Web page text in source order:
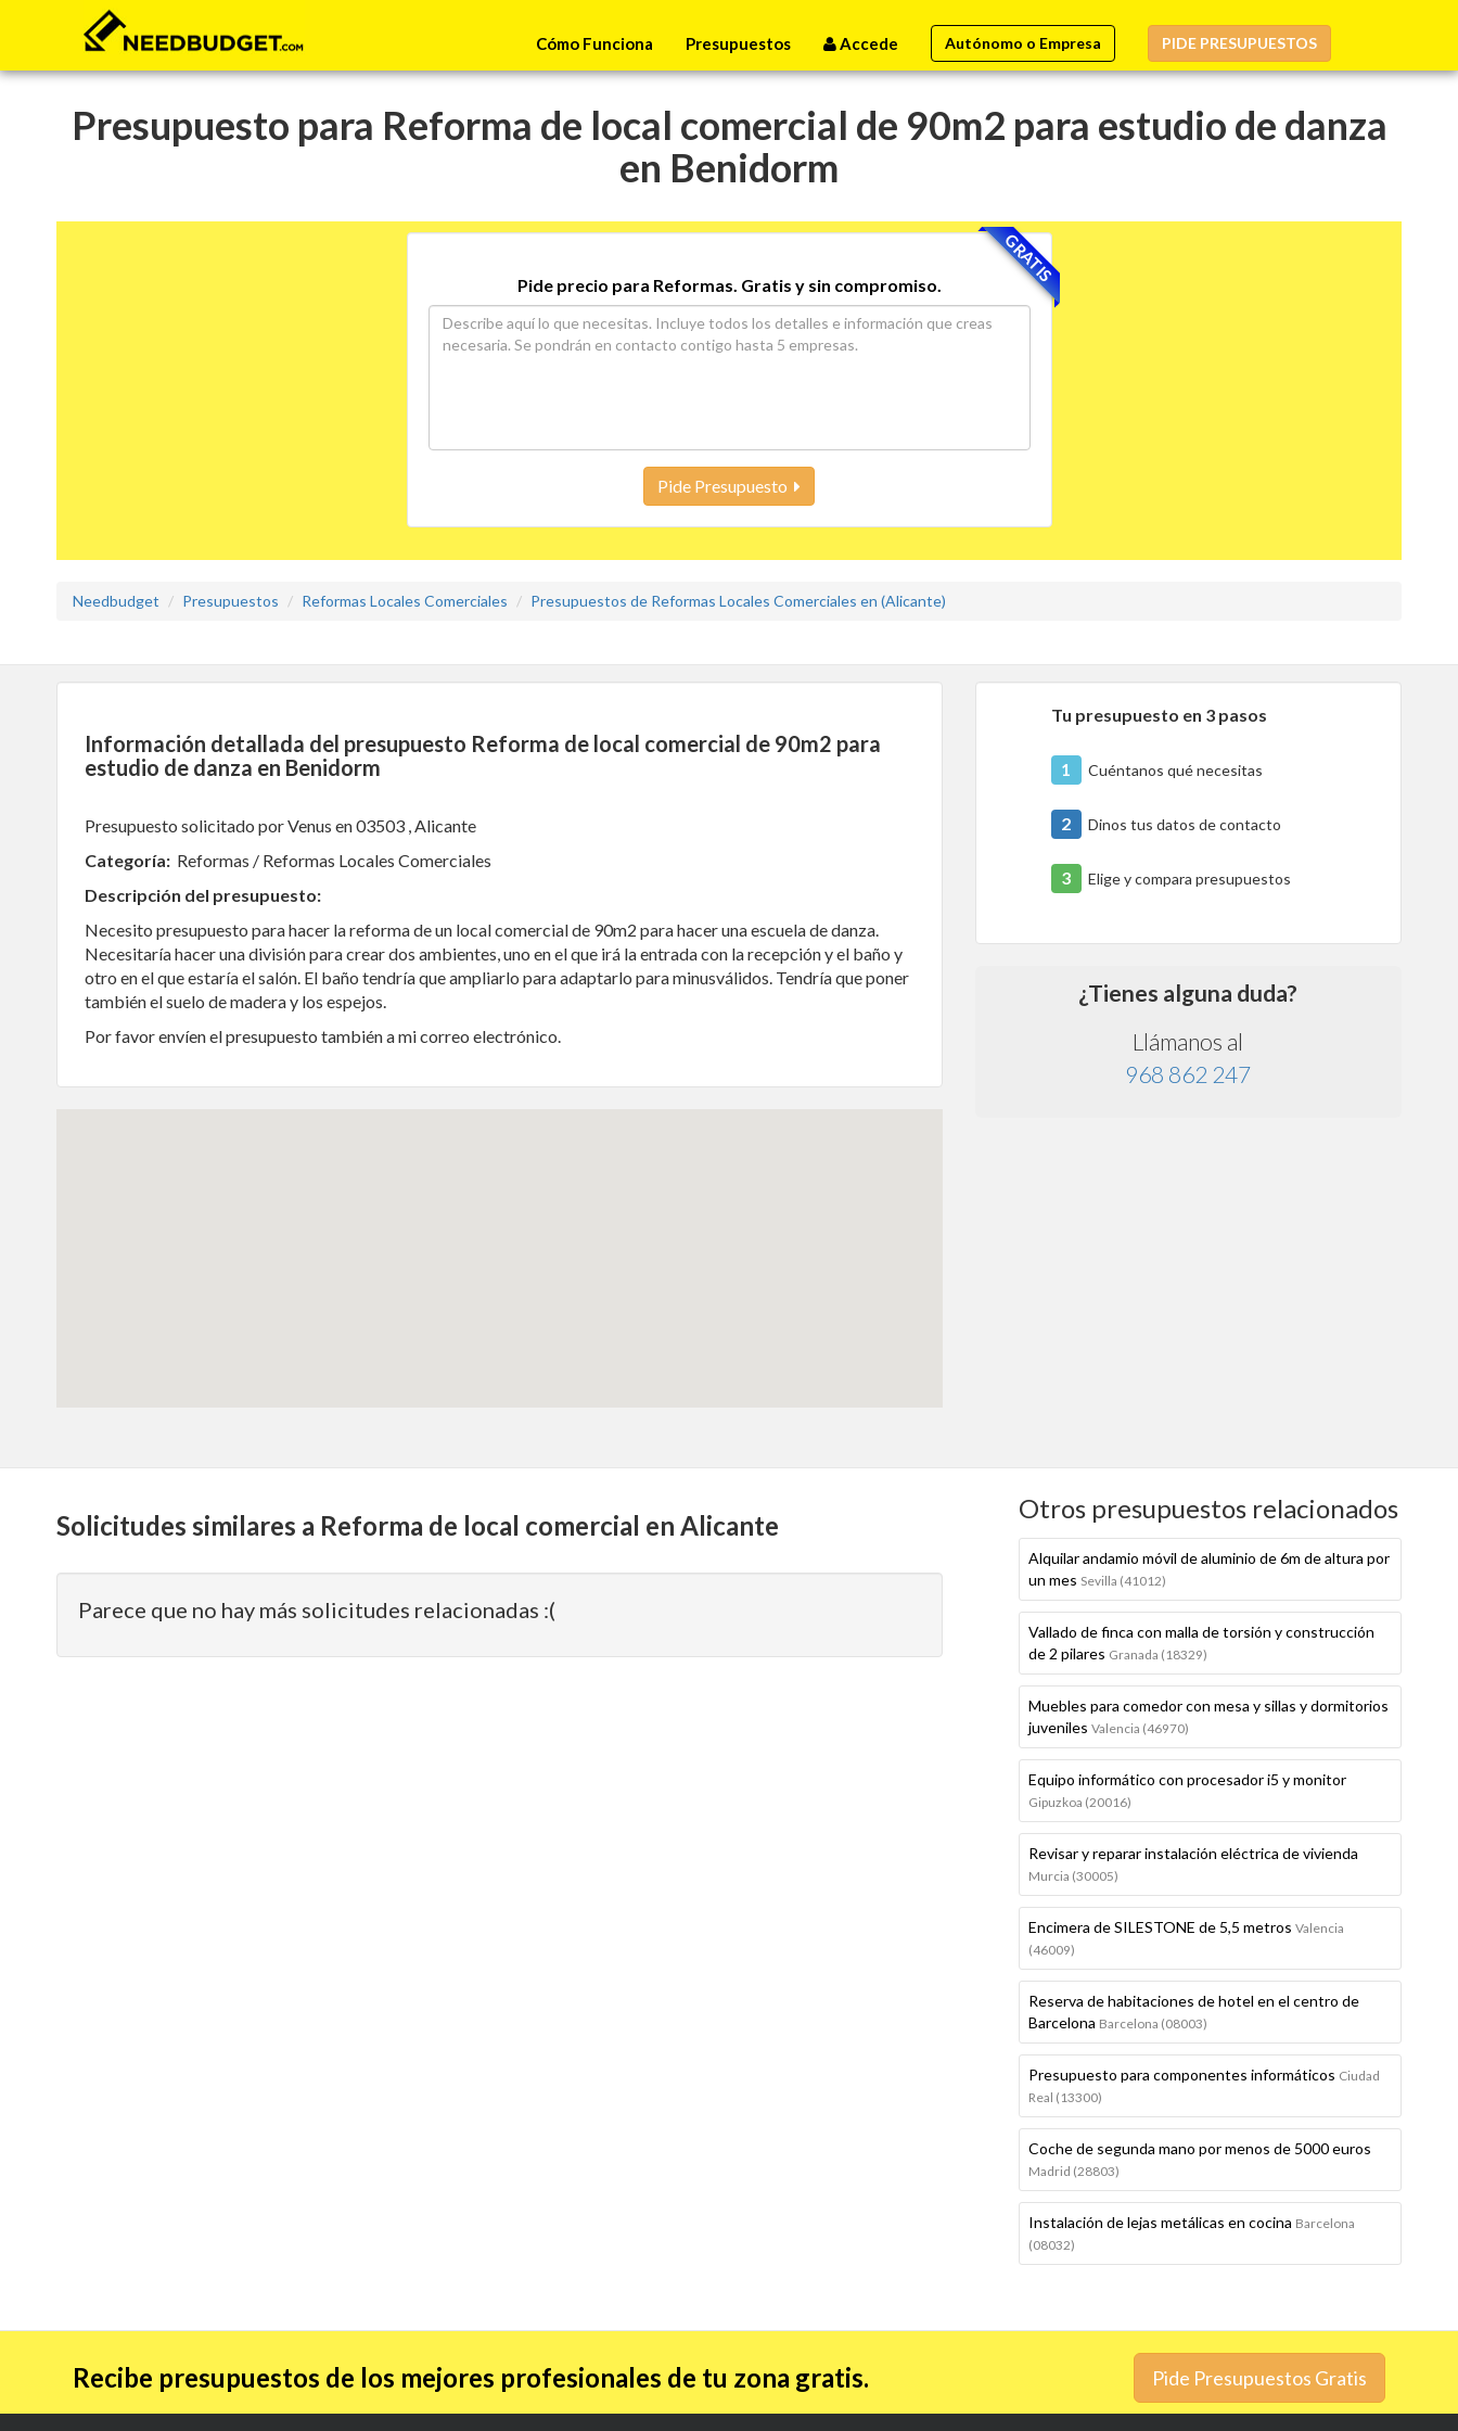
Cómo Funciona Presupuestos Accede Autónomo o Empresa PIDE PRESUPUESTOS
Presupuesto para Reforma de local comercial de 90m2 para estudio de danza
en Benidorm
GRATIS
Pide precio para Reformas. Gratis y sin compromiso.
Pide Presupuesto
Needbudget Presupuestos Reformas Locales Comerciales Presupuestos de Reformas Locales Comerciales en (Alicante)
Información detallada del presupuesto Reforma de local comercial de 90m2 para
estudio de danza en Benidorm
Presupuesto solicitado por Venus en 03503 , Alicante
Categoría: Reformas / Reformas Locales Comerciales
Descripción del presupuesto:
Necesito presupuesto para hacer la reforma de un local comercial de 90m2 para hacer una escuela de danza.
Necesitaría hacer una división para crear dos ambientes, uno en el que irá la entrada con la recepción y el baño y
otro en el que estaría el salón. El baño tendría que ampliarlo para adaptarlo para minusválidos. Tendría que poner
también el suelo de madera y los espejos.
Por favor envíen el presupuesto también a mi correo electrónico.
Tu presupuesto en 3 pasos
1 Cuéntanos qué necesitas
2 Dinos tus datos de contacto
3 Elige y compara presupuestos
¿Tienes alguna duda?
Llámanos al
968 862 247
Solicitudes similares a Reforma de local comercial en Alicante
Parece que no hay más solicitudes relacionadas :(
Otros presupuestos relacionados
Alquilar andamio móvil de aluminio de 6m de altura por
un mes Sevilla (41012)
Vallado de finca con malla de torsión y construcción
de 2 pilares Granada (18329)
Muebles para comedor con mesa y sillas y dormitorios
juveniles Valencia (46970)
Equipo informático con procesador i5 y monitor
Gipuzkoa (20016)
Revisar y reparar instalación eléctrica de vivienda
Murcia (30005)
Encimera de SILESTONE de 5,5 metros Valencia
(46009)
Reserva de habitaciones de hotel en el centro de
Barcelona Barcelona (08003)
Presupuesto para componentes informáticos Ciudad
Real (13300)
Coche de segunda mano por menos de 5000 euros
Madrid (28803)
Instalación de lejas metálicas en cocina Barcelona
(08032)
Recibe presupuestos de los mejores profesionales de tu zona gratis. Pide Presupuestos Gratis